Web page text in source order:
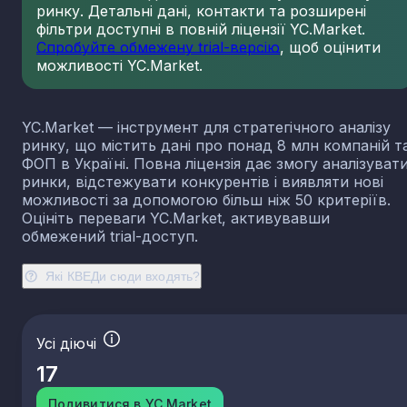
Які КВЕДи сюди входять?
ринку. Детальні дані, контакти та розширені
фільтри доступні в повній ліцензії YC.Market.
Спробуйте обмежену trial-версію, щоб оцінити
можливості YC.Market.
YC.Market — інструмент для стратегічного аналізу
ринку, що містить дані про понад 8 млн компаній
ФОП в Україні. Повна ліцензія дає змогу
ринки, відстежувати конкурентів і виявляти нові
можливості за допомогою більш ніж 50 критеріїв.
Оцініть переваги YC.Market, активувавши
обмежений trial-доступ.
Усі діючі
17
Подивитися в YC.Market
23.13 Виробництво порожнистого скла
23.14 Виробництво скловолокна
23.19 Виробництво й оброблення інших скляних
23.31 Виробництво керамічних плиток і плит
23.32 Виробництво цегли, черепиці та інших
виробів із випаленої глини
23.41
Виробництво господарських і декоративних
керамічних виробів
23.42
Виробництво керамічних санітарно-технічних
23.43 Виробництво керамічних електроізоляторів та
ізоляційної арматури
призначення
23.49 Виробництво інших керамічних виробів
23.51
23.52 Виробництво вапна та гіпсових сумішей